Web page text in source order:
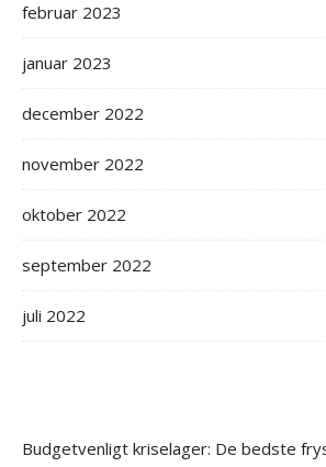
februar 2023
januar 2023
december 2022
november 2022
oktober 2022
september 2022
juli 2022
Budgetvenligt kriselager: De bedste